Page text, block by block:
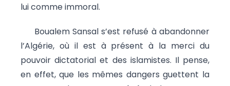
lui comme immoral.
Boualem Sansal s’est refusé à abandonner
l’Algérie, où il est à présent à la merci du
pouvoir dictatorial et des islamistes. Il pense,
en effet, que les mêmes dangers guettent la